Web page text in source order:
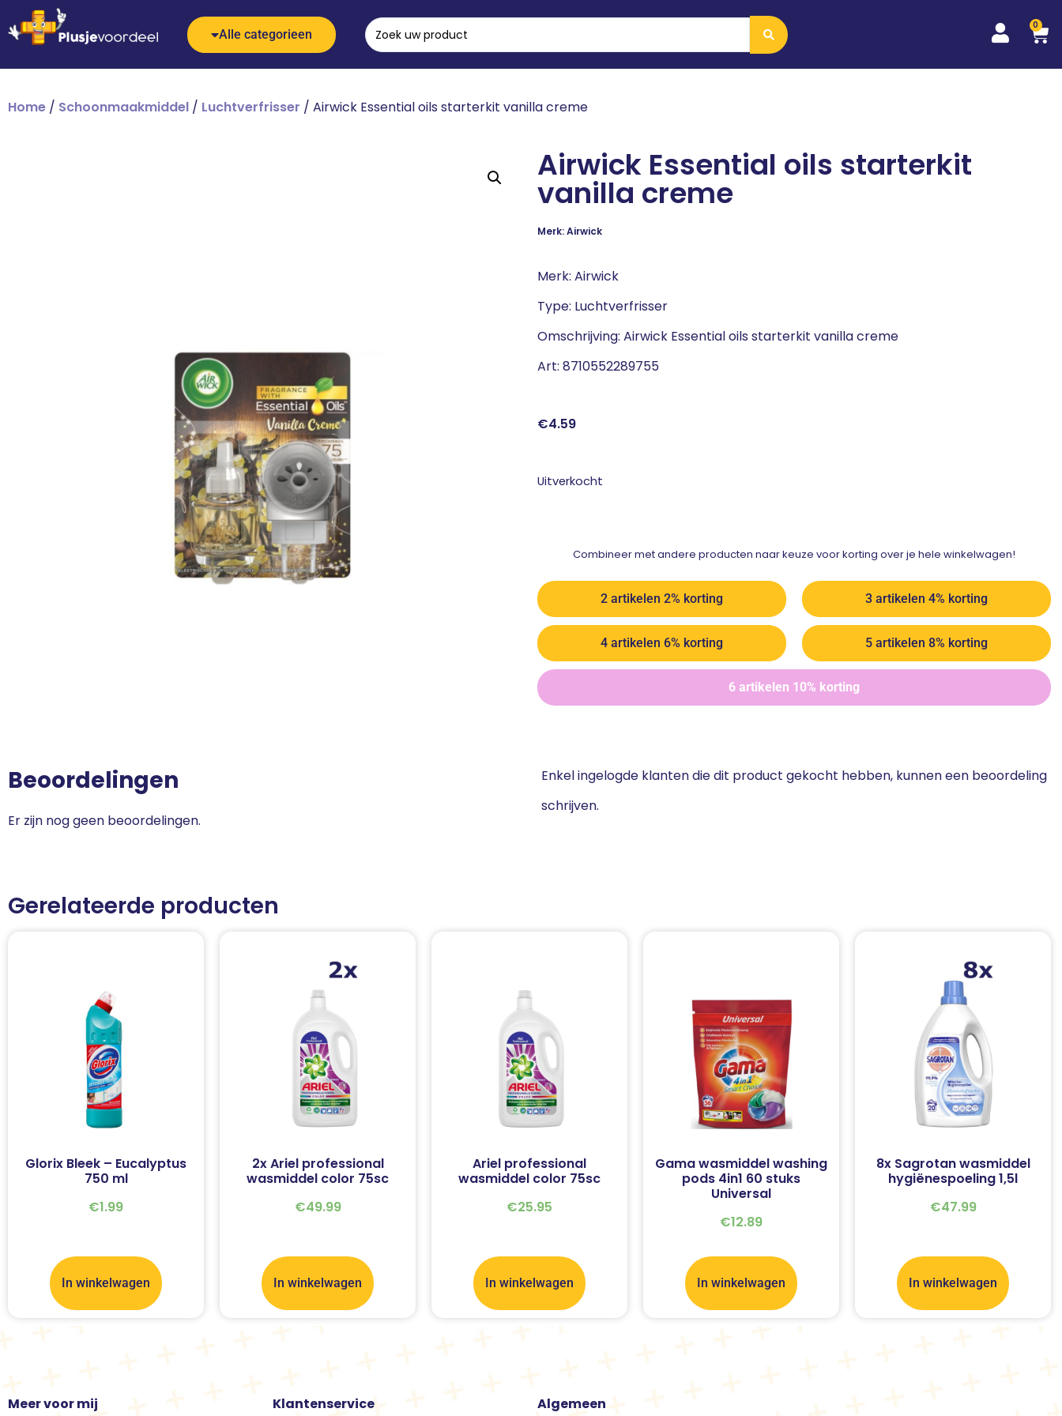
Alle categorieen
0
Home / Schoonmaakmiddel / Luchtverfrisser / Airwick Essential oils starterkit vanilla creme
Airwick Essential oils starterkit
vanilla creme
Merk: Airwick
Merk: Airwick
Type: Luchtverfrisser
Omschrijving: Airwick Essential oils starterkit vanilla creme
Art: 8710552289755
€4.59
Uitverkocht
Combineer met andere producten naar keuze voor korting over je hele winkelwagen!
2 artikelen 2% korting 3 artikelen 4% korting
4 artikelen 6% korting 5 artikelen 8% korting
6 artikelen 10% korting
Beoordelingen
Er zijn nog geen beoordelingen.
Enkel ingelogde klanten die dit product gekocht hebben, kunnen een beoordeling
schrijven.
Gerelateerde producten
Glorix Bleek – Eucalyptus
750 ml
€1.99
In winkelwagen
2x Ariel professional
wasmiddel color 75sc
€49.99
In winkelwagen
Ariel professional
wasmiddel color 75sc
€25.95
In winkelwagen
Gama wasmiddel washing
pods 4in1 60 stuks
Universal
€12.89
In winkelwagen
8x Sagrotan wasmiddel
hygiënespoeling 1,5l
€47.99
In winkelwagen
Meer voor mij Klantenservice Algemeen